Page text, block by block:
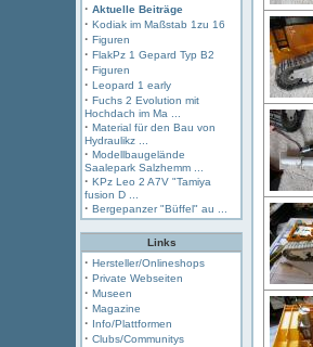
· Aktuelle Beiträge
· Kodiak im Maßstab 1zu 16
· Figuren
· FlakPz 1 Gepard Typ B2
· Figuren
· Leopard 1 early
· Fuchs 2 Evolution mit
Hochdach im Ma ...
· Material für den Bau von
Hydraulikz ...
· Modellbaugelände
Saalepark Salzhemm ...
· KPz Leo 2 A7V "Tamiya
fusion D ...
· Bergepanzer "Büffel" au ...
Links
· Hersteller/Onlineshops
· Private Webseiten
· Museen
· Magazine
· Info/Plattformen
· Clubs/Communitys